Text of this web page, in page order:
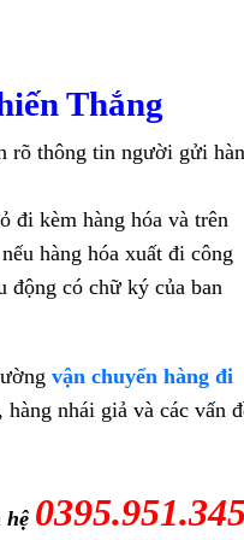
Thắng
rõ thông tin người gửi
đi kèm hàng hóa và trên
hàng hóa xuất đi công
động có chữ ký của ban
vận chuyển hàng đi
nhái giả và các vấn
hệ 0395.951.345